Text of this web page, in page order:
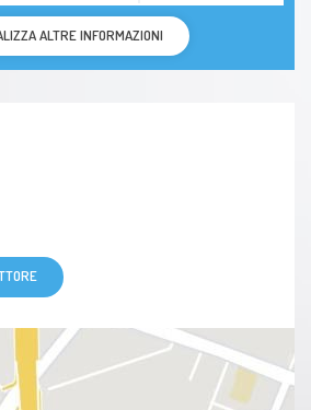
ALTRE INFORMAZIONI